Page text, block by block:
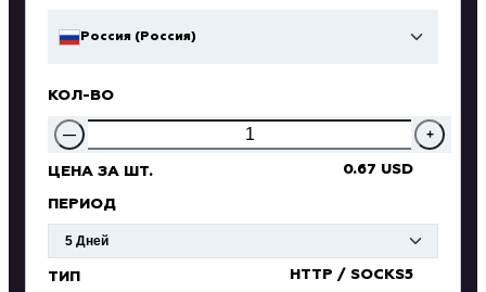
Россия (Россия)
КОЛ-ВО
— +
ЦЕНА ЗА ШТ. 0.67 USD
ПЕРИОД
ТИП HTTP / SOCKS5